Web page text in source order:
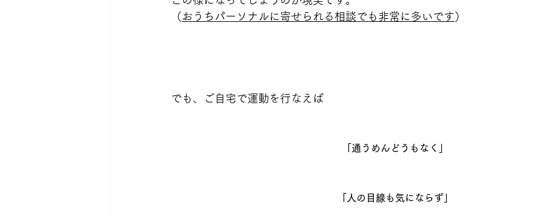
（おうちパーソナルに寄せられる相談でも非常に多いです）
でも、ご自宅で運動を行なえば
「通うめんどうもなく」
「人の目線も気にならず」